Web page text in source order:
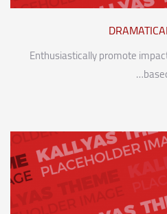
Enthusiastically promote